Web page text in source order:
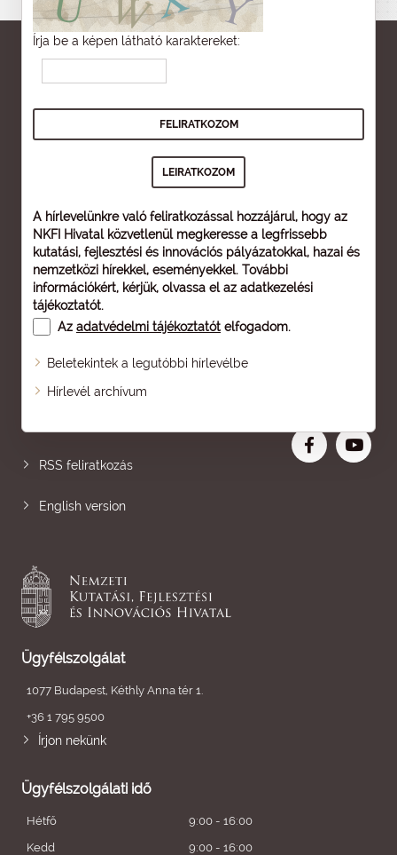
Írja be a képen látható karaktereket:
A hírlevelünkre való feliratkozással hozzájárul, hogy az
NKFI Hivatal közvetlenül megkeresse a legfrissebb
kutatási, fejlesztési és innovációs pályázatokkal, hazai és
nemzetközi hírekkel, eseményekkel. További
információkért, kérjük, olvassa el az adatkezelési
tájékoztatót.
Az adatvédelmi tájékoztatót elfogadom.
Beletekintek a legutóbbi hírlevélbe
Hírlevél archívum
Oldaltérkép
RSS feliratkozás
English version
Ügyfélszolgálat
1077 Budapest, Kéthly Anna tér 1.
+36 1 795 9500
Írjon nekünk
Ügyfélszolgálati idő
Hétfő
9:00 - 16:00
Kedd
9:00 - 16:00